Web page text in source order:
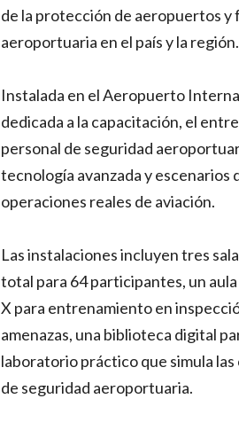
de la protección de aeropuertos
aeroportuaria en el país y la región.
Instalada en el Aeropuerto
dedicada a la capacitación, el
personal de seguridad
tecnología avanzada y escenarios
operaciones reales de aviación.
Las instalaciones incluyen tres
total para 64 participantes, un
X para entrenamiento en
amenazas, una biblioteca digital
laboratorio práctico que simula
de seguridad aeroportuaria.